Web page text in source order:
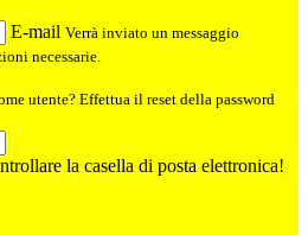
E-mail Verrà inviato un messaggio
necessarie.
utente? Effettua il reset della password
la casella di posta elettronica!